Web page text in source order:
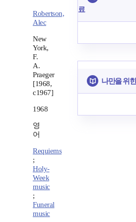
Robertson,
Alec
New
York,
F.
A.
Praeger
[1968,
c1967]
1968
영
어
Requiems
;
Holy-
Week
music
;
Funeral
music
료
나만을 위